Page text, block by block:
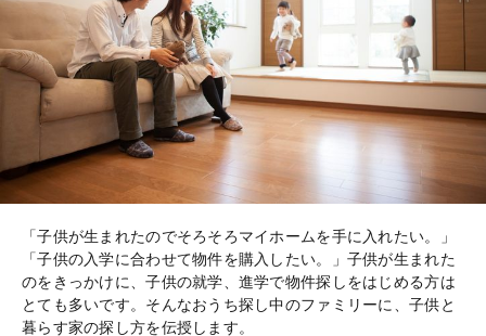
「子供が生まれたのでそろそろマイホームを手に入れたい。」
「子供の入学に合わせて物件を購入したい。」子供が生まれた
のをきっかけに、子供の就学、進学で物件探しをはじめる方は
とても多いです。そんなおうち探し中のファミリーに、子供と
暮らす家の探し方を伝授します。